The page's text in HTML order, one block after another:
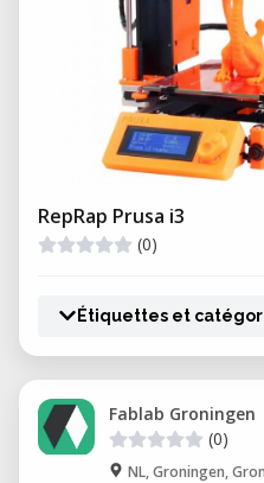
RepRap Prusa i3
(0)
Étiquettes et
Fablab Groningen
(0)
NL, Groningen,